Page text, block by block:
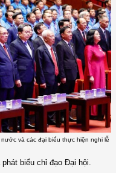
và các đại biểu thực hiện nghi lễ
biểu chỉ đạo Đại hội.